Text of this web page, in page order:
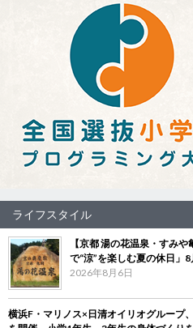
ライフスタイル
【京都 湯の花温泉・すみ
で“涼”を楽しむ夏の休日」
2026年8月6日
横浜F・マリノス×日清オイリオグループ